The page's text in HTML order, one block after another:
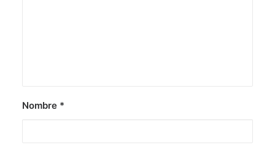
Nombre *